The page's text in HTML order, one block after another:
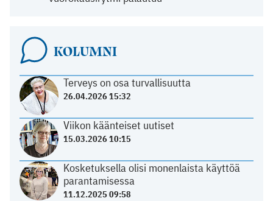
KOLUMNI
Terveys on osa turvallisuutta
26.04.2026 15:32
Viikon käänteiset uutiset
15.03.2026 10:15
Kosketuksella olisi monenlaista käyttöä
parantamisessa
11.12.2025 09:58